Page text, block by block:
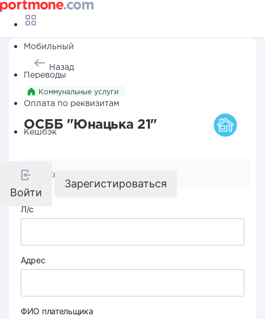
Мобильный
Переводы
Оплата по реквизитам
Кешбэк
Войти
Зарегистироваться
Назад
Коммунальные услуги
ОСББ "Юнацька 21"
Реквизиты компании
Л/с
Адрес
ФИО плательщика